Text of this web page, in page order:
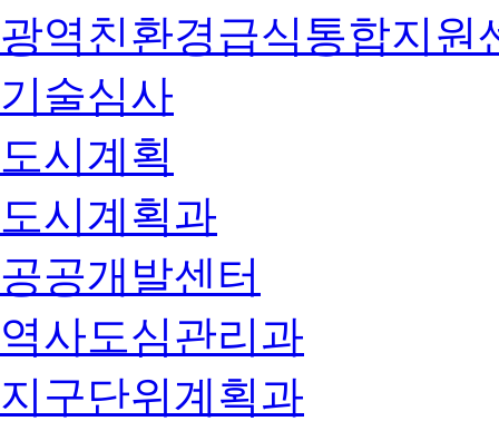
광역친환경급식통합지원
기술심사
도시계획
도시계획과
공공개발센터
역사도심관리과
지구단위계획과